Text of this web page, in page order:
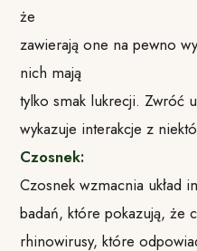
że
zawierają one na pewno
nich mają
tylko smak lukrecji. Zwróć
wykazuje interakcje z
Czosnek:
Czosnek wzmacnia układ
badań, które pokazują, że
rhinowirusy, które